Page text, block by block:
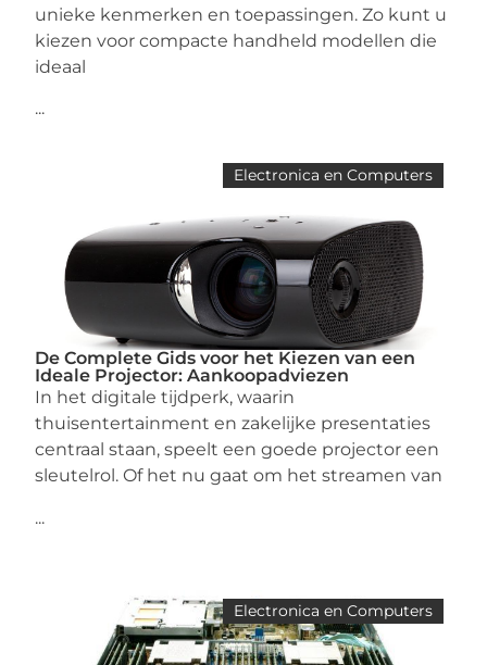
unieke kenmerken en toepassingen. Zo kunt u
kiezen voor compacte handheld modellen die
ideaal
...
Electronica en Computers
De Complete Gids voor het Kiezen van een
Ideale Projector: Aankoopadviezen
In het digitale tijdperk, waarin
thuisentertainment en zakelijke presentaties
centraal staan, speelt een goede projector een
sleutelrol. Of het nu gaat om het streamen van
...
Electronica en Computers